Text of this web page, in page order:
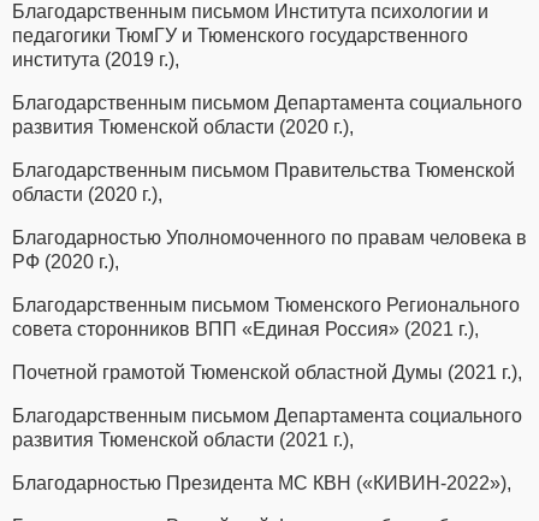
Благодарственным письмом Института психологии и
педагогики ТюмГУ и Тюменского государственного
института (2019 г.),
Благодарственным письмом Департамента социального
развития Тюменской области (2020 г.),
Благодарственным письмом Правительства Тюменской
области (2020 г.),
Благодарностью Уполномоченного по правам человека в
РФ (2020 г.),
Благодарственным письмом Тюменского Регионального
совета сторонников ВПП «Единая Россия» (2021 г.),
Почетной грамотой Тюменской областной Думы (2021 г.),
Благодарственным письмом Департамента социального
развития Тюменской области (2021 г.),
Благодарностью Президента МС КВН («КИВИН-2022»),